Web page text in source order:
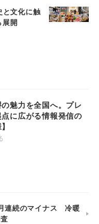
と文化に触
開
魅力を全国へ。プレ
に広がる情報発信の
連続のマイナス 冷暖